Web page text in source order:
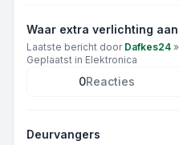
Waar extra verlichting
Laatste bericht door Dafkes24 »
Geplaatst in Elektronica
0Reacties
Deurvangers